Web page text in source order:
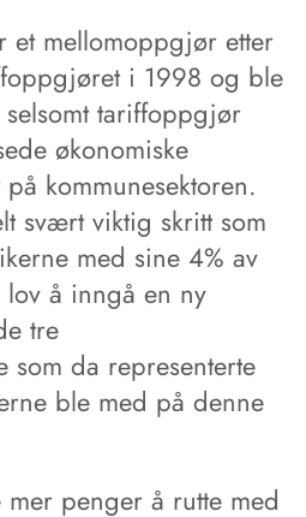
et mellomoppgjør etter
i 1998 og ble
tariffoppgjør
økonomiske
kommunesektoren.
svært viktig skritt som
med sine 4% av
å inngå en ny
tre
som da representerte
ble med på denne
penger å rutte med